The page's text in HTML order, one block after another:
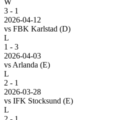
3 - 1
2026-04-12
vs FBK Karlstad (D)
L
1 - 3
2026-04-03
vs Arlanda (E)
L
2 - 1
2026-03-28
vs IFK Stocksund (E)
L